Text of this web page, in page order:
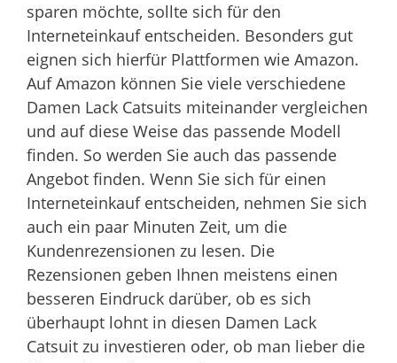
sparen möchte, sollte sich für den
Interneteinkauf entscheiden. Besonders gut
eignen sich hierfür Plattformen wie Amazon.
Auf Amazon können Sie viele verschiedene
Damen Lack Catsuits miteinander vergleichen
und auf diese Weise das passende Modell
finden. So werden Sie auch das passende
Angebot finden. Wenn Sie sich für einen
Interneteinkauf entscheiden, nehmen Sie sich
auch ein paar Minuten Zeit, um die
Kundenrezensionen zu lesen. Die
Rezensionen geben Ihnen meistens einen
besseren Eindruck darüber, ob es sich
überhaupt lohnt in diesen Damen Lack
Catsuit zu investieren oder, ob man lieber die